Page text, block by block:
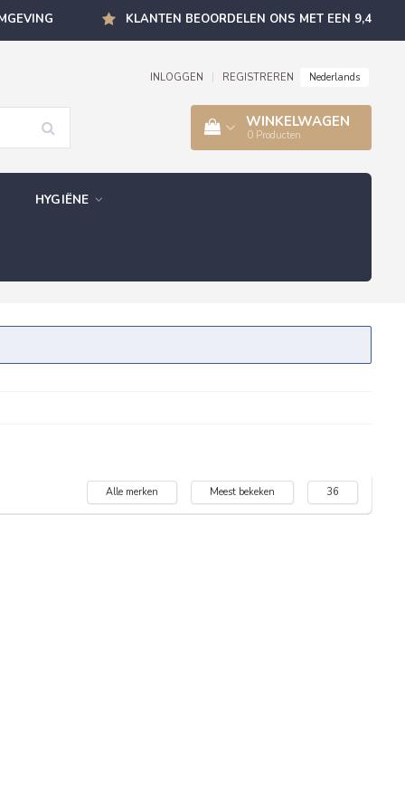
KLANTEN BEOORDELEN ONS MET EEN 9,4
INLOGGEN REGISTREREN Nederlands
WINKELWAGEN
0 Producten
HYGIËNE
Alle merken Meest bekeken 36